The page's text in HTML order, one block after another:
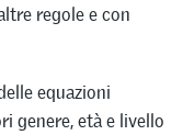
regole e con
equazioni
genere, età e livello